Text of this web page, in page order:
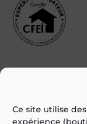
Ce site utilise
expérience